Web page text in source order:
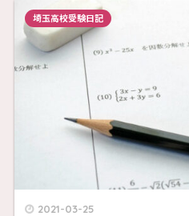
2021-03-25
埼玉高校受験日記